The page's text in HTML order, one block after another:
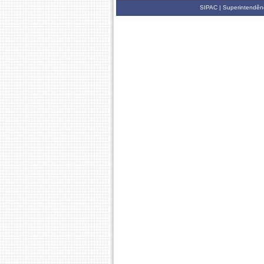
SIPAC |